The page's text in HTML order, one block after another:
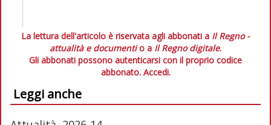
La lettura dell'articolo è riservata agli abbonati a Il Regno -
attualità e documentio a Il Regno digitale.
Gli abbonati possono autenticarsi con il proprio codice
abbonato. Accedi.
Leggi anche